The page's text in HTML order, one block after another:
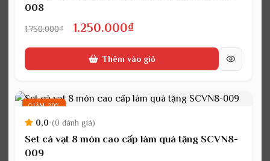
008
1.750.000₫
Giá
gốc
1.250.000₫Giá
hiện
tại
1.250.000₫.
Thêm vào giỏ
GIẢM 29%
0,0•(0 đánh giá)
Set cà vạt 8 món cao cấp làm quà tặng SCVN8-
009